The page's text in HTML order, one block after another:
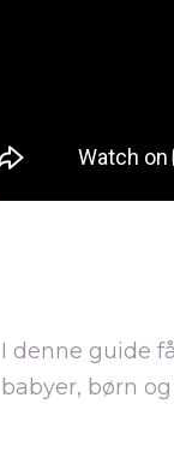
I denne guide
babyer, børn